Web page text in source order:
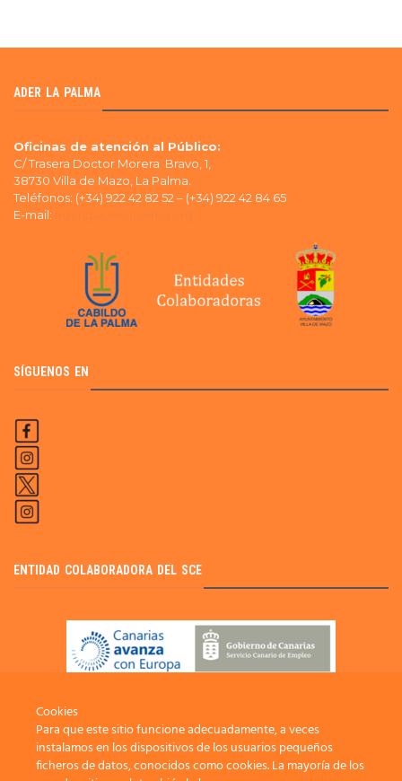
ADER LA PALMA
Oficinas de atención al Público:
C/ Trasera Doctor Morera Bravo, 1,
38730 Villa de Mazo, La Palma.
Teléfonos: (+34) 922 42 82 52 – (+34) 922 42 84 65
E-mail:
SÍGUENOS EN
ENTIDAD COLABORADORA DEL SCE
Cookies
Para que este sitio funcione adecuadamente, a veces
instalamos en los dispositivos de los usuarios pequeños
ficheros de datos, conocidos como cookies. La mayoría de los